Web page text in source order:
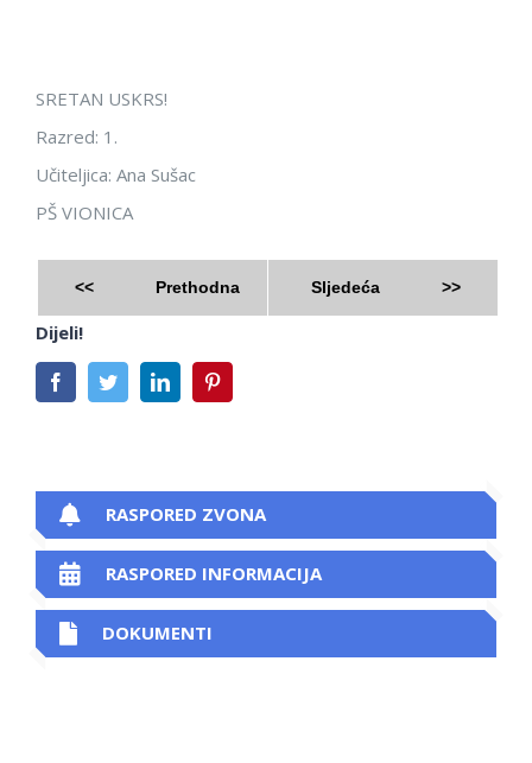
SRETAN USKRS!
Razred: 1.
Učiteljica: Ana Sušac
PŠ VIONICA
<< Prethodna Sljedeća >>
Dijeli!
FacebookTwitterLinkedIn
RASPORED ZVONA
RASPORED INFORMACIJA
DOKUMENTI